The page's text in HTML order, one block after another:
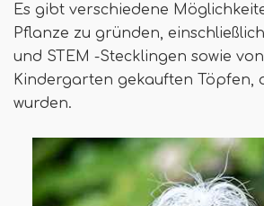
Es gibt verschiedene
Pflanze zu gründen,
und STEM -Stecklingen sowie
Kindergarten gekauften Töpfen,
wurden.